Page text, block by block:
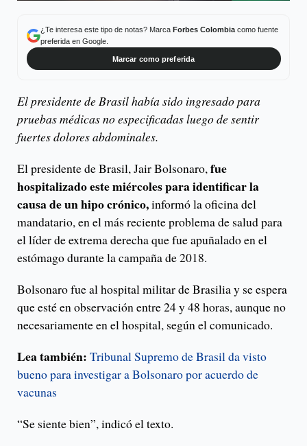
¿Te interesa este tipo de notas? Marca Forbes Colombiacomo fuente
preferida en Google.
Marcar como preferida
El presidente de Brasil había sido ingresado para
pruebas médicas no especificadas luego de sentir
fuertes dolores abdominales.
El presidente de Brasil, Jair Bolsonaro,fue
hospitalizado este miércoles para identificar la
causa de un hipo crónico,informó la oficina del
mandatario, en el más reciente problema de salud para
el líder de extrema derecha que fue apuñalado en el
estómago durante la campaña de 2018.
Bolsonaro fue al hospital militar de Brasilia y se espera
que esté en observación entre 24 y 48 horas, aunque no
necesariamente en el hospital, según el comunicado.
Lea también: Tribunal Supremo de Brasil da visto
bueno para investigar a Bolsonaro por acuerdo de
vacunas
“Se siente bien”, indicó el texto.